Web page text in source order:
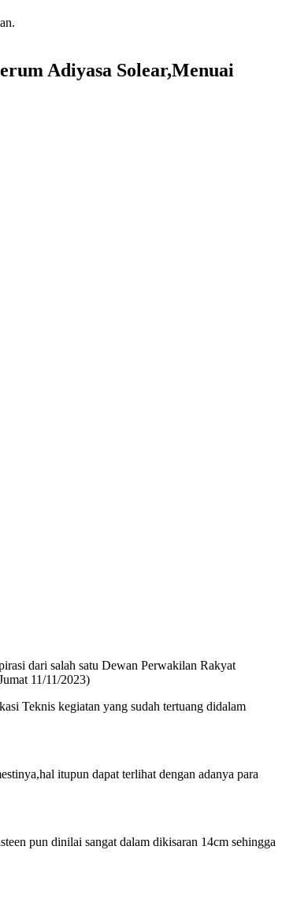
Adiyasa Solear,Menuai
dari salah satu Dewan Perwakilan Rakyat
11/11/2023)
Teknis kegiatan yang sudah tertuang didalam
itupun dapat terlihat dengan adanya para
pun dinilai sangat dalam dikisaran 14cm sehingga